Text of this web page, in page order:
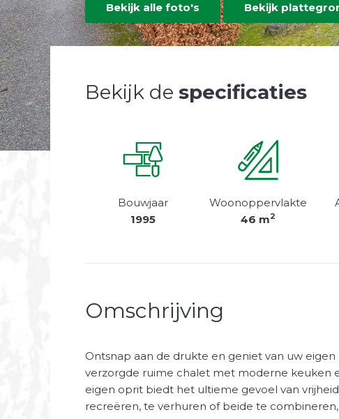
Bekijk alle foto's Bekijk
Bekijk de specificaties
Bouwjaar
1995
Woonoppervlakte
46 m2
Omschrijving
Ontsnap aan de drukte en geniet van uw
verzorgde ruime chalet met moderne keuken
eigen oprit biedt het ultieme gevoel van
recreëren, te verhuren of beide te